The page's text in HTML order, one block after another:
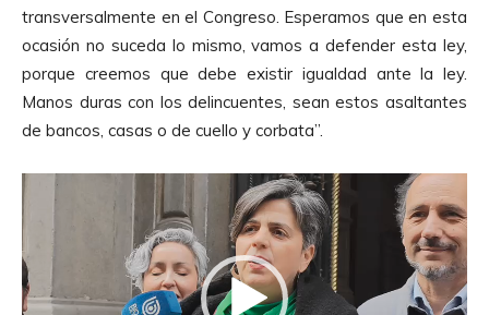
transversalmente en el Congreso. Esperamos que en esta
ocasión no suceda lo mismo, vamos a defender esta ley,
porque creemos que debe existir igualdad ante la ley.
Manos duras con los delincuentes, sean estos asaltantes
de bancos, casas o de cuello y corbata”.
r
o